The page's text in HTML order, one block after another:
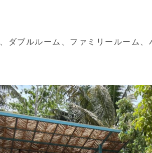
ダブルルーム、ファミリールーム